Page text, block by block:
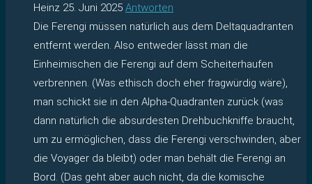
Heinz 25. Juni 2025 Antworten
Die Ferengi müssen natürlich aus dem Deltaquadranten
entfernt werden. Also entweder lässt man die
Einheimischen die Ferengi auf dem Scheiterhaufen
verbrennen. (Was ethisch doch eher fragwürdig wäre),
man schickt sie in den Alpha-Quadranten zurück (was
dann natürlich die absurdesten Drehbuchkniffe braucht,
um zu ermöglichen, dass die Ferengi verschwinden, aber
die Voyager da bleibt) oder man behält die Ferengi an
Bord. (Das geht aber auch nicht, da die komische